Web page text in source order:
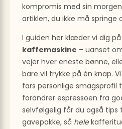
kompromis med sin
artiklen, du ikke må springe
I guiden her klæder vi dig
kaffemaskine – uanset
vejer hver eneste bønne,
bare vil trykke på én knap.
fars personlige smagsprofil
forandrer espressoen fra
selvfølgelig får du også tips
gavepakke, så hele